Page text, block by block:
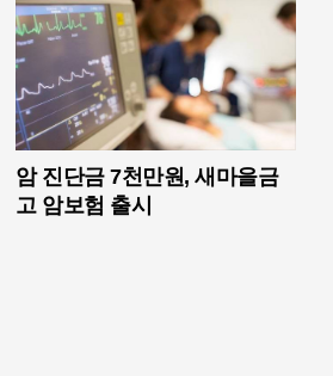
암 진단금 7천만원, 새마을금
고 암보험 출시